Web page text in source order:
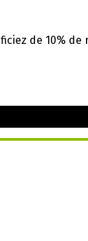
de 10%